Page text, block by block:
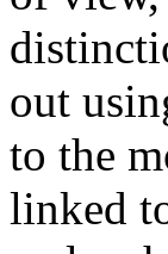
out
to the
linked